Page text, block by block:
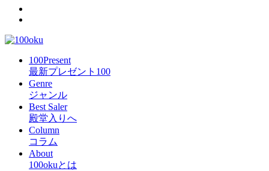
100Present
最新プレゼント100
Genre
ジャンル
Best Saler
殿堂入りへ
Column
コラム
About
100okuとは